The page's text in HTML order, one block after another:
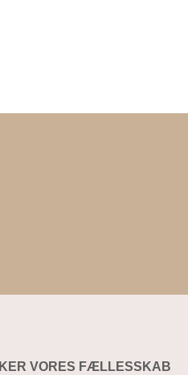
VORES FÆLLESSKAB